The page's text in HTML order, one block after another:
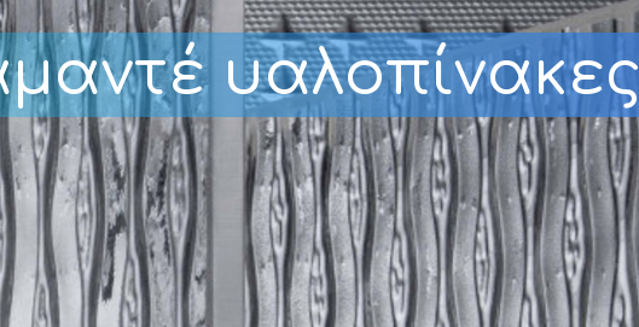
υαλοπίνακες